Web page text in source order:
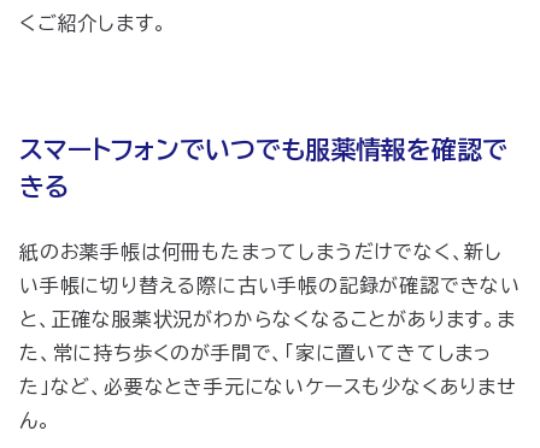
くご紹介します。
スマートフォンでいつでも服薬情報を確認で
きる
紙のお薬手帳は何冊もたまってしまうだけでなく、新し
い手帳に切り替える際に古い手帳の記録が確認できない
と、正確な服薬状況がわからなくなることがあります。ま
た、常に持ち歩くのが手間で、「家に置いてきてしまっ
た」など、必要なとき手元にないケースも少なくありませ
ん。